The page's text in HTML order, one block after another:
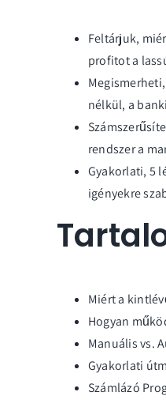
Feltárjuk,
profitot a
nélkül, a
rendszer a
Gyakorlati, 5
igényekre
Miért a
Hogyan
Manuális vs.
Gyakorlati
Számlázó